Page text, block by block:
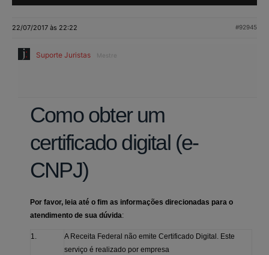
22/07/2017 às 22:22 #92945
Suporte Juristas Mestre
Como obter um
certificado digital (e-
CNPJ)
Por favor, leia até o fim as informações direcionadas para o
atendimento de sua dúvida:
1.
A Receita Federal não emite Certificado Digital. Este
serviço é realizado por empresa